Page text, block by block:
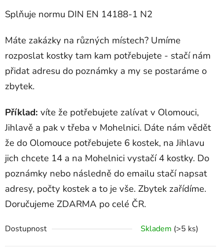
Splňuje normu DIN EN 14188-1 N2
Máte zakázky na různých místech? Umíme
rozposlat kostky tam kam potřebujete - stačí nám
přidat adresu do poznámky a my se postaráme o
zbytek.
Příklad: víte že potřebujete zalívat v Olomouci,
Jihlavě a pak v třeba v Mohelnici. Dáte nám vědět
že do Olomouce potřebujete 6 kostek, na Jihlavu
jich chcete 14 a na Mohelnici vystačí 4 kostky. Do
poznámky nebo následně do emailu stačí napsat
adresy, počty kostek a to je vše. Zbytek zařídíme.
Doručujeme ZDARMA po celé ČR.
Dostupnost Skladem (>5 ks)